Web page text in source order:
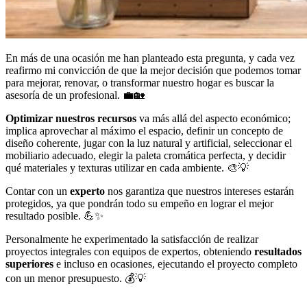
En más de una ocasión me han planteado esta pregunta, y cada vez
reafirmo mi convicción de que la mejor decisión que podemos tomar
para mejorar, renovar, o transformar nuestro hogar es buscar la
asesoría de un profesional. 💼🏡
Optimizar nuestros recursos va más allá del aspecto económico;
implica aprovechar al máximo el espacio, definir un concepto de
diseño coherente, jugar con la luz natural y artificial, seleccionar el
mobiliario adecuado, elegir la paleta cromática perfecta, y decidir
qué materiales y texturas utilizar en cada ambiente. 🎨💡
Contar con un experto nos garantiza que nuestros intereses estarán
protegidos, ya que pondrán todo su empeño en lograr el mejor
resultado posible. 💪✨
Personalmente he experimentado la satisfacción de realizar
proyectos integrales con equipos de expertos, obteniendo resultados
superiores e incluso en ocasiones, ejecutando el proyecto completo
con un menor presupuesto. 💰💡